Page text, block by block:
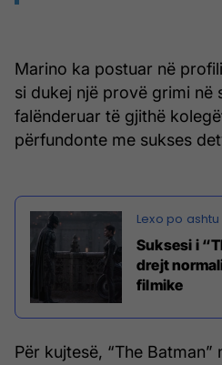
Marino ka postuar në
si dukej një provë grimi në
falënderuar të gjithë
përfundonte me sukses
Suksesi i
drejt
filmike
Për kujtesë, “The